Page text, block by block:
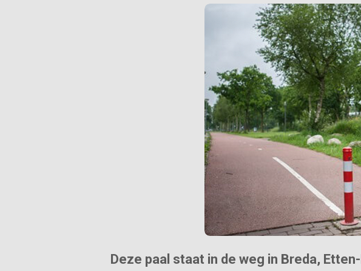
Deze paal staat in de weg in Breda,